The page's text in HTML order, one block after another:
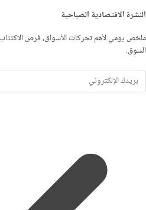
النشرة الاقتصادية الصباحية
ملخص يومي لأهم تحركات الأسواق، فرص
السوق.